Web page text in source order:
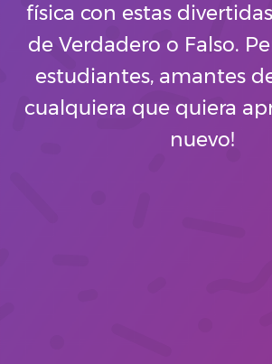
física con estas
de Verdadero o Falso.
estudiantes, amantes
cualquiera que quiera
nuevo!